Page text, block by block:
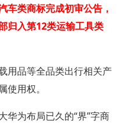
车类商标完成初审公告，
归入第12类运输工具类
用品等全品类出行相关产
用权。
华为布局已久的“界”字商